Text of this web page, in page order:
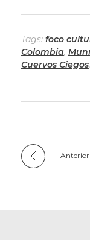
Tags: foco
Colombia,
Cuervos Ciegos,
Anterior